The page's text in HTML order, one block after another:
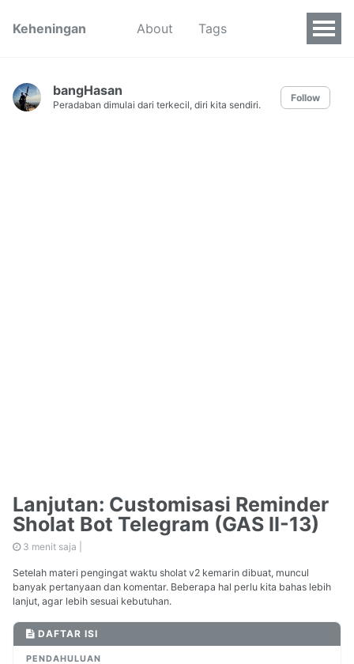
Keheningan About Tags
bangHasan
Peradaban dimulai dari terkecil, diri kita sendiri.
Follow
Lanjutan: Customisasi Reminder
Sholat Bot Telegram (GAS II-13)
3 menit saja |
Setelah materi pengingat waktu sholat v2 kemarin dibuat, muncul
banyak pertanyaan dan komentar. Beberapa hal perlu kita bahas lebih
lanjut, agar lebih sesuai kebutuhan.
DAFTAR ISI
PENDAHULUAN